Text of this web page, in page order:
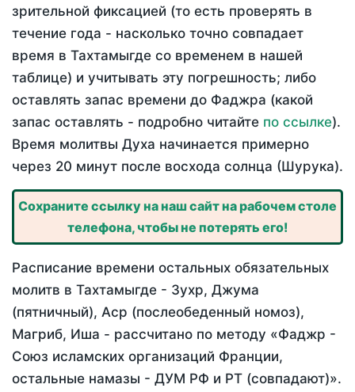
зрительной фиксацией (то есть проверять в
течение года - насколько точно совпадает
время в Тахтамыгде со временем в нашей
таблице) и учитывать эту погрешность; либо
оставлять запас времени до Фаджра (какой
запас оставлять - подробно читайте по ссылке).
Время молитвы Духа начинается примерно
через 20 минут после восхода солнца (Шурука).
Сохраните ссылку на наш сайт на рабочем столе
телефона, чтобы не потерять его!
Расписание времени остальных обязательных
молитв в Тахтамыгде - Зухр, Джума
(пятничный), Аср (послеобеденный номоз),
Магриб, Иша - рассчитано по методу «Фаджр -
Союз исламских организаций Франции,
остальные намазы - ДУМ РФ и РТ (совпадают)».